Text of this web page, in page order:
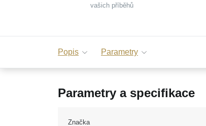
vašich příběhů
Popis Parametry
Parametry a specifikace
Značka